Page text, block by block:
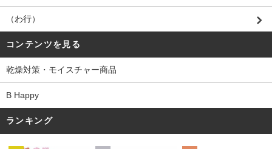
（わ行）
コンテンツを見る
乾燥対策・モイスチャー商品
B Happy
ランキング